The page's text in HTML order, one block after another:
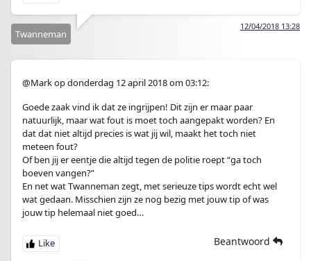
12/04/2018 13:28
Twanneman
@Mark op donderdag 12 april 2018 om 03:12:
Goede zaak vind ik dat ze ingrijpen! Dit zijn er maar paar
natuurlijk, maar wat fout is moet toch aangepakt worden? En
dat dat niet altijd precies is wat jij wil, maakt het toch niet
meteen fout?
Of ben jij er eentje die altijd tegen de politie roept “ga toch
boeven vangen?”
En net wat Twanneman zegt, met serieuze tips wordt echt wel
wat gedaan. Misschien zijn ze nog bezig met jouw tip of was
jouw tip helemaal niet goed…
Beantwoord